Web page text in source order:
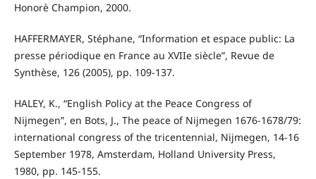
Honorè Champion, 2000.
HAFFERMAYER, Stéphane, “Information et espace public: La
presse périodique en France au XVIIe siècle”, Revue de
Synthèse, 126 (2005), pp. 109-137.
HALEY, K., “English Policy at the Peace Congress of
Nijmegen”, en Bots, J., The peace of Nijmegen 1676-1678/79:
international congress of the tricentennial, Nijmegen, 14-16
September 1978, Amsterdam, Holland University Press,
1980, pp. 145-155.